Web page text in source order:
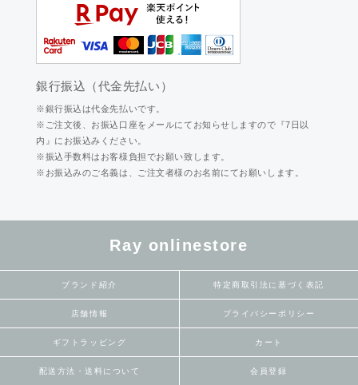
銀行振込（代金先払い）
※銀行振込は代金先払いです。
※ご注文後、お振込口座をメールにてお知らせしますので『7日以
内』にお振込みください。
※振込手数料はお客様負担でお願い致します。
※お振込みのご名義は、ご注文者様のお名前にてお願いします。
Ray onlinestore
ブランド紹介
店舗情報
ギフトラッピング
配送方法・送料について
特定商取引法に基づく表記
プライバシーポリシー
カート
会員登録